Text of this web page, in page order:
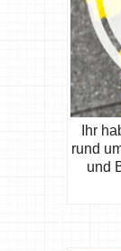
Ihr
rund
und